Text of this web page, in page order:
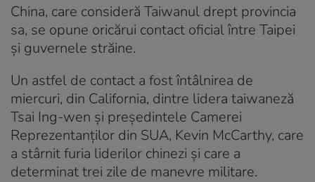
China, care consideră Taiwanul drept provincia
sa, se opune oricărui contact oficial între Taipei
şi guvernele străine.
Un astfel de contact a fost întâlnirea de
miercuri, din California, dintre lidera taiwaneză
Tsai Ing-wen şi preşedintele Camerei
Reprezentanţilor din SUA, Kevin McCarthy, care
a stârnit furia liderilor chinezi şi care a
determinat trei zile de manevre militare.